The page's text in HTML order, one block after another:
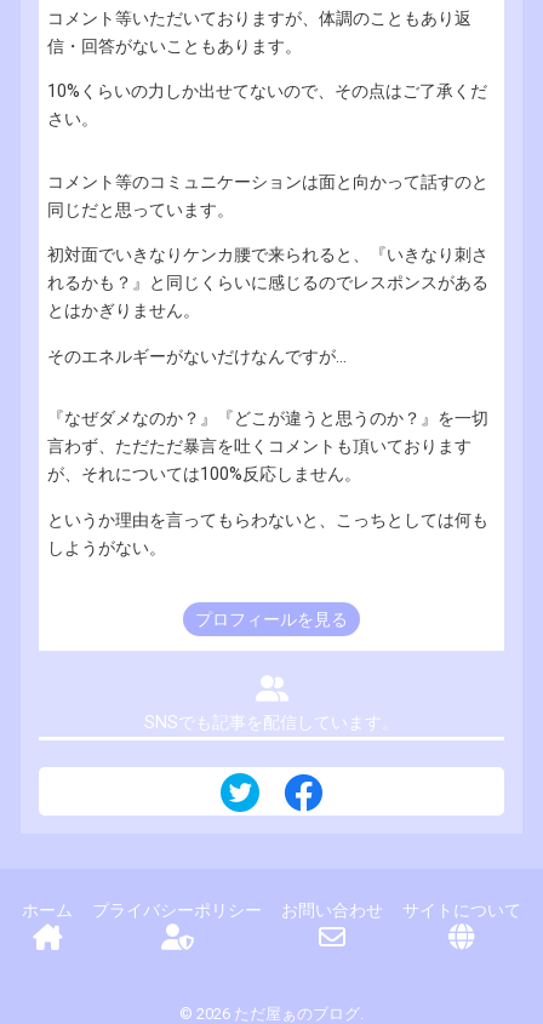
コメント等いただいておりますが、体調のこともあり返
信・回答がないこともあります。
10%くらいの力しか出せてないので、その点はご了承くだ
さい。
コメント等のコミュニケーションは面と向かって話すのと
同じだと思っています。
初対面でいきなりケンカ腰で来られると、『いきなり刺さ
れるかも？』と同じくらいに感じるのでレスポンスがある
とはかぎりません。
そのエネルギーがないだけなんですが...
『なぜダメなのか？』『どこが違うと思うのか？』を一切
言わず、ただただ暴言を吐くコメントも頂いております
が、それについては100%反応しません。
というか理由を言ってもらわないと、こっちとしては何も
しようがない。
プロフィールを見る
SNSでも記事を配信しています。
ホーム プライバシーポリシー お問い合わせ サイトについて
© 2026 ただ屋ぁのブログ.